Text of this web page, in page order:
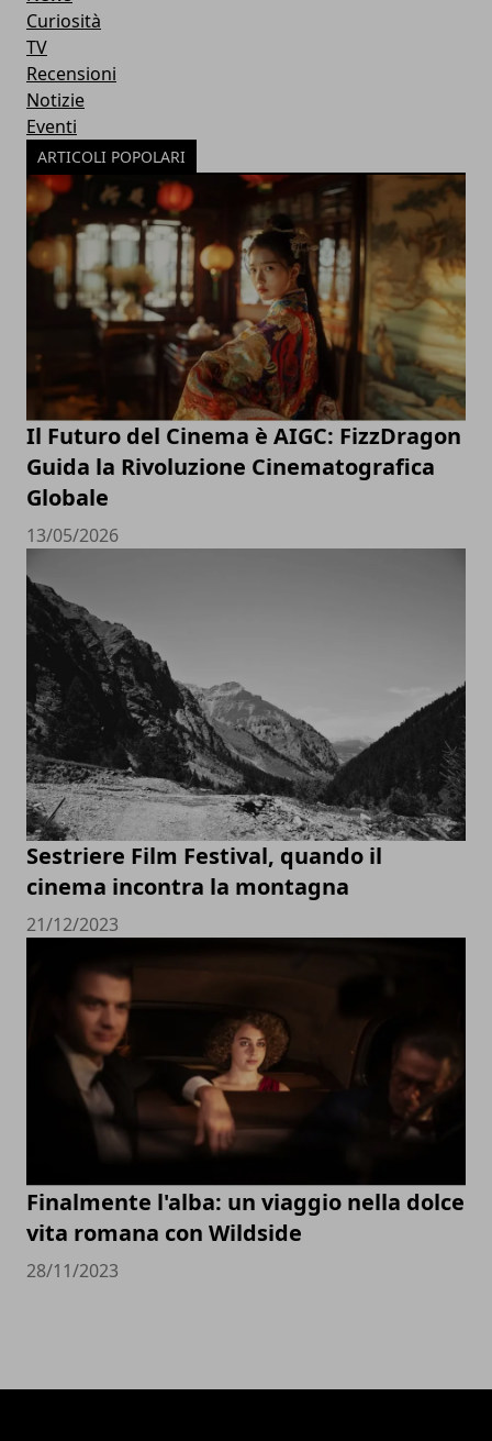
Curiosità
TV
Recensioni
Notizie
Eventi
ARTICOLI POPOLARI
Il Futuro del Cinema è AIGC: FizzDragon
Guida la Rivoluzione Cinematografica
Globale
13/05/2026
Sestriere Film Festival, quando il
cinema incontra la montagna
21/12/2023
Finalmente l'alba: un viaggio nella dolce
vita romana con Wildside
28/11/2023